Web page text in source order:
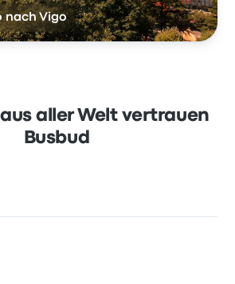
nach Vigo
aller Welt vertrauen
Busbud